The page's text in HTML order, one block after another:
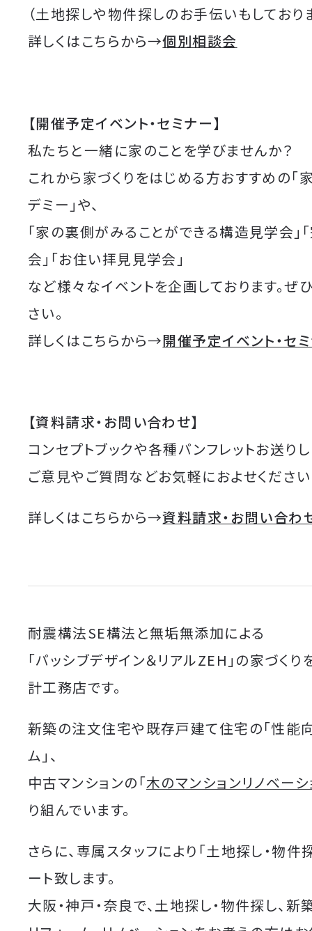
（土地探しや物件探しのお手伝いもしており
詳しくはこちらから→個別相談会
【開催予定イベント・セミナー】
私たちと一緒に家のことを学びませんか？
これから家づくりをはじめる方おすすめの「
デミー」や、
「家の裏側がみることができる構造見学会」
会」「お住い拝見見学会」
など様々なイベントを企画しております。ぜ
さい。
詳しくはこちらから→開催予定イベント・セ
【資料請求・お問い合わせ】
コンセプトブックや各種パンフレットお送りし
ご意見やご質問などお気軽におよせください
詳しくはこちらから→資料請求・お問い合わ
耐震構法SE構法と無垢無添加による
「パッシブデザイン＆リアルZEH」の家づく
計工務店です。
新築の注文住宅や既存戸建て住宅の「性能
ム」、
中古マンションの「木のマンションリノベーシ
り組んでいます。
さらに、専属スタッフにより「土地探し・物件
ート致します。
大阪・神戸・奈良で、土地探し・物件探し、新